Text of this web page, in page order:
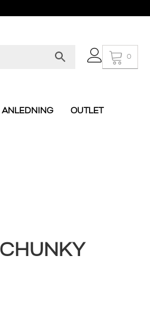
0
ANLEDNING
OUTLET